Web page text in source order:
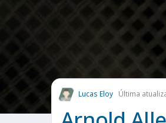
Lucas Eloy Última